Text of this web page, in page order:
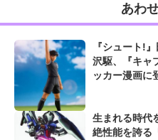
あわ
『シュート!
沢駆、『キャ
ッカー漫画に
生まれる時代
絶性能を誇る